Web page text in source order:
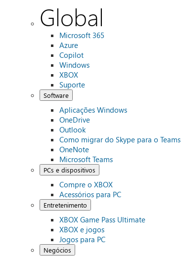
Global
Microsoft 365
Azure
Copilot
Windows
XBOX
Suporte
Software
Aplicações Windows
OneDrive
Outlook
Como migrar do Skype para o Teams
OneNote
Microsoft Teams
PCs e dispositivos
Compre o XBOX
Acessórios para PC
Entretenimento
XBOX Game Pass Ultimate
XBOX e jogos
Jogos para PC
Negócios